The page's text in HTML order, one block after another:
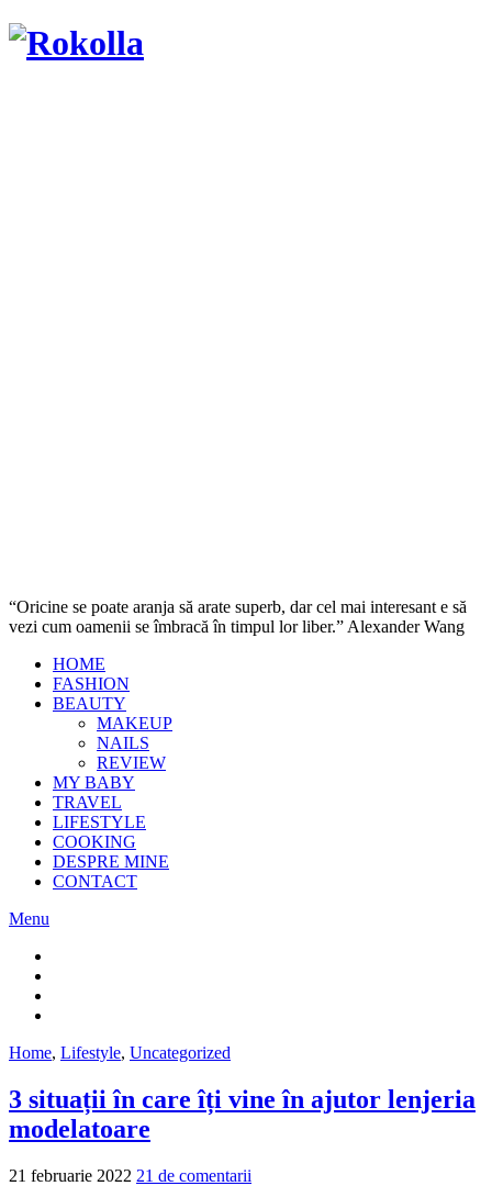
“Oricine se poate aranja să arate superb, dar cel mai interesant e să
vezi cum oamenii se îmbracă în timpul lor liber.” Alexander Wang
HOME
FASHION
BEAUTY
MAKEUP
NAILS
REVIEW
MY BABY
TRAVEL
LIFESTYLE
COOKING
DESPRE MINE
CONTACT
Menu
Home, Lifestyle, Uncategorized
3 situații în care îți vine în ajutor lenjeria
modelatoare
21 februarie 2022 21 de comentarii